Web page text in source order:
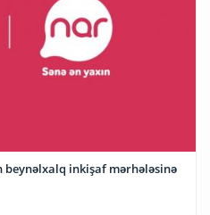
beynəlxalq inkişaf mərhələsinə